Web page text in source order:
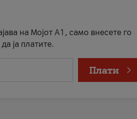
на Мојот А1, само внесете го
ја платите.
Плати